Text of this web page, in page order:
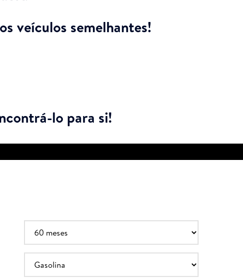
veículos semelhantes!
lo para si!